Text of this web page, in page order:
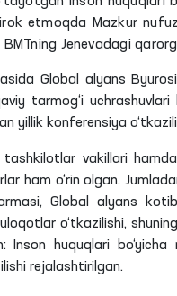
etmoqda Mazkur
Jenevadagi
Global alyans
tarmog‘i
yillik konferensiya
vakillari
ham o‘rin olgan.
Global alyans
o‘tkazilishi,
Inson huquqlari
rejalashtirilgan.